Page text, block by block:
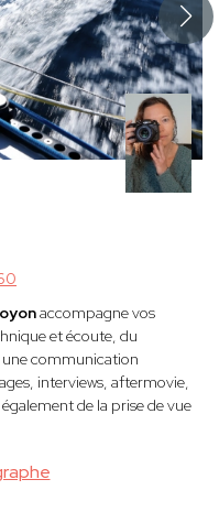
accompagne vos
et écoute, du
communication
interviews, aftermovie,
de la prise de vue